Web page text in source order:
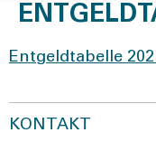
Ent­geld­ta­bel­le
KONTAKT